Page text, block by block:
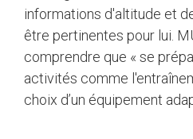
informations d'altitude et
être pertinentes pour lui.
comprendre que « se
activités comme
choix d’un équipement